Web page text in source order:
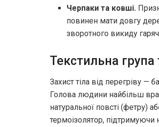
Черпаки та ковші.
повинен мати довгу
зворотного викиду
Текстильна група
Захист тіла від перегріву —
Голова людини найбільш
натуральної повсті (фетру)
термоізолятор,